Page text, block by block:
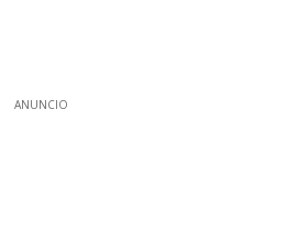
ANUNCIO